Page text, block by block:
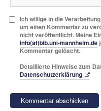
Ich willige in die
um einen Kommentar zu
nicht veröffentlicht. Meine
info(at)bib.uni-mannheim.de
Kommentar gelöscht.
Detaillierte Hinweise zum
Datenschutzerklärung